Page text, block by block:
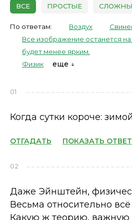
ВСЕ ПРОСТЫЕ
По ответам: Воздух
Все изображение останется
будет менее ярким.
Физик
еще
01
Когда сутки короче:
ОТГАДАТЬ ПОКАЗАТЬ ОТВЕТ
02
Даже Эйнштейн,
Весьма относительно
Какую ж теорию, важную